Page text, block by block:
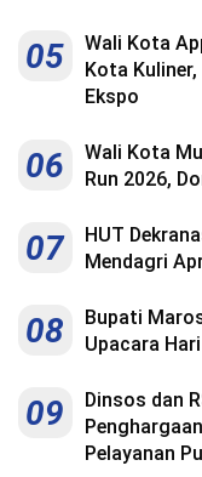
05
Wali Kota
Kota
Ekspo
06
Wali Kota
Run 2026,
07
HUT
Mendagri
08
Bupati
Upacara
09
Dinsos dan
Pelayanan